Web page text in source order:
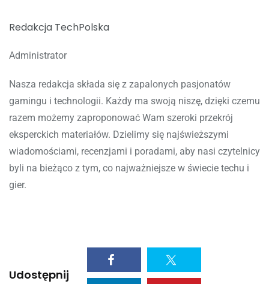
Redakcja TechPolska
Administrator
Nasza redakcja składa się z zapalonych pasjonatów
gamingu i technologii. Każdy ma swoją niszę, dzięki czemu
razem możemy zaproponować Wam szeroki przekrój
eksperckich materiałów. Dzielimy się najświeższymi
wiadomościami, recenzjami i poradami, aby nasi czytelnicy
byli na bieżąco z tym, co najważniejsze w świecie techu i
gier.
Udostępnij